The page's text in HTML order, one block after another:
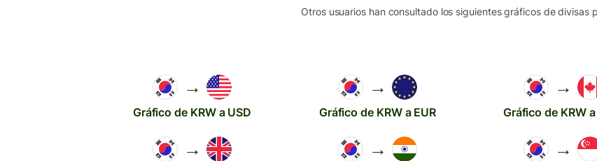
Otros usuarios han consultado los siguientes gráficos de divisas
→
Gráfico de KRW a USD
→
Gráfico de KRW a EUR
→
Gráfico de KRW
→ → →